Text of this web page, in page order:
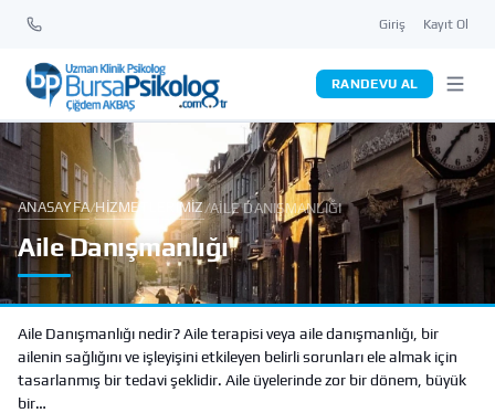
Giriş Kayıt Ol
RANDEVU AL
ANASAYFA/HIZMETLERIMIZ/AILE DANIŞMANLIĞI
Aile Danışmanlığı
Aile Danışmanlığı nedir? Aile terapisi veya aile danışmanlığı, bir
ailenin sağlığını ve işleyişini etkileyen belirli sorunları ele almak için
tasarlanmış bir tedavi şeklidir. Aile üyelerinde zor bir dönem, büyük
bir…